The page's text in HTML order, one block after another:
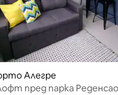
Алегре
пред парка